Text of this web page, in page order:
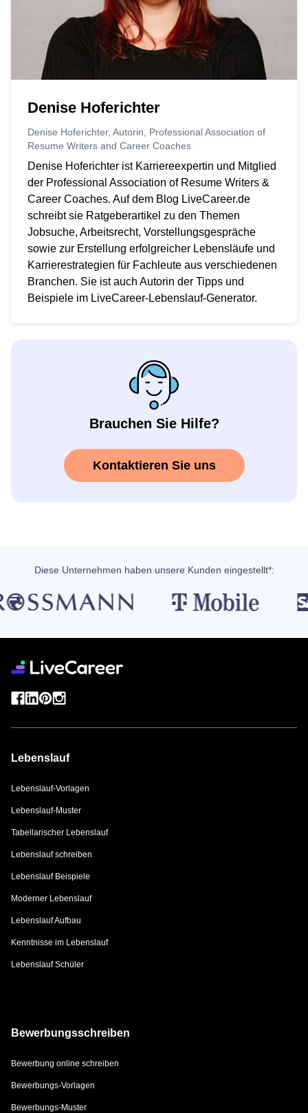
Denise Hoferichter
Denise Hoferichter, Autorin, Professional Association of
Resume Writers and Career Coaches
Denise Hoferichter ist Karriereexpertin und Mitglied
der Professional Association of Resume Writers &
Career Coaches. Auf dem Blog LiveCareer.de
schreibt sie Ratgeberartikel zu den Themen
Jobsuche, Arbeitsrecht, Vorstellungsgespräche
sowie zur Erstellung erfolgreicher Lebensläufe und
Karrierestrategien für Fachleute aus verschiedenen
Branchen. Sie ist auch Autorin der Tipps und
Beispiele im LiveCareer-Lebenslauf-Generator.
Brauchen Sie Hilfe?
Kontaktieren Sie uns
Diese Unternehmen haben unsere Kunden eingestellt*:
Lebenslauf
Lebenslauf-Vorlagen
Lebenslauf-Muster
Tabellarischer Lebenslauf
Lebenslauf schreiben
Lebenslauf Beispiele
Moderner Lebenslauf
Lebenslauf Aufbau
Kenntnisse im Lebenslauf
Lebenslauf Schüler
Bewerbungsschreiben
Bewerbung online schreiben
Bewerbungs-Vorlagen
Bewerbungs-Muster